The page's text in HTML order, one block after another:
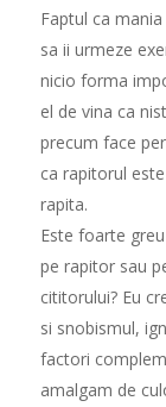
Faptul ca
sa ii urmeze
nicio forma
el de vina ca
precum face
ca rapitorul
rapita.
Este foarte
pe rapitor sau
cititorului? Eu
si snobismul,
factori
amalgam de